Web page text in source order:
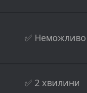
✅ Неможливо
✅ 2 хвилини